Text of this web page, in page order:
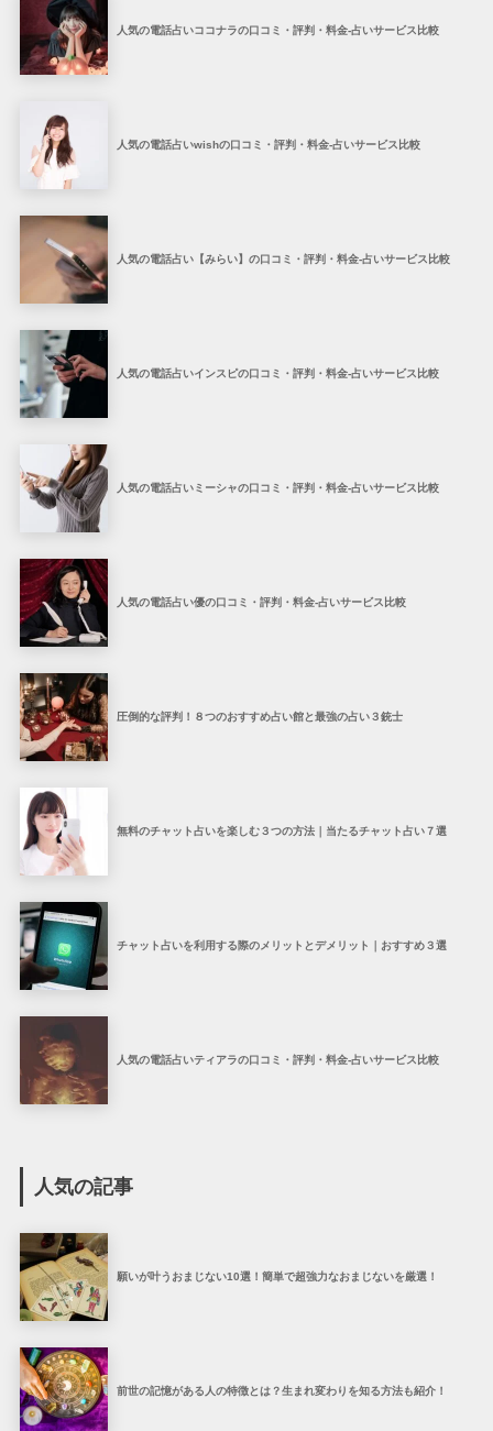
人気の電話占いココナラの口コミ・評判・料金-占いサービス比較
人気の電話占いwishの口コミ・評判・料金-占いサービス比較
人気の電話占い【みらい】の口コミ・評判・料金-占いサービス比較
人気の電話占いインスピの口コミ・評判・料金-占いサービス比較
人気の電話占いミーシャの口コミ・評判・料金-占いサービス比較
人気の電話占い優の口コミ・評判・料金-占いサービス比較
圧倒的な評判！８つのおすすめ占い館と最強の占い３銃士
無料のチャット占いを楽しむ３つの方法｜当たるチャット占い７選
チャット占いを利用する際のメリットとデメリット｜おすすめ３選
人気の電話占いティアラの口コミ・評判・料金-占いサービス比較
人気の記事
願いが叶うおまじない10選！簡単で超強力なおまじないを厳選！
前世の記憶がある人の特徴とは？生まれ変わりを知る方法も紹介！